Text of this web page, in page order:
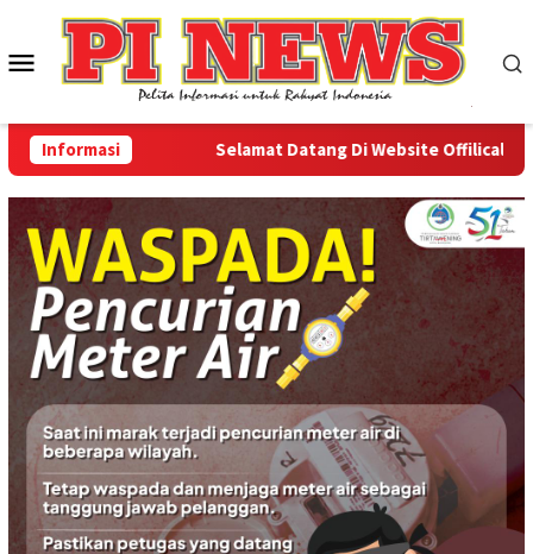
konten
Menu
Mobile
Informasi Selamat Datang Di Website Offilical PI-